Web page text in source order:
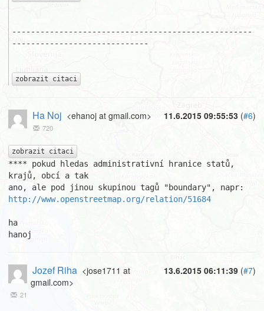
---------------------------------------------------
-----------------------------
zobrazit citaci
11.6.2015 09:55:53 (#6)
Ha Noj <ehanoj at gmail.com>
720
zobrazit citaci
**** pokud hledas administrativní hranice statů,
krajů, obcí a tak
http://www.openstreetmap.org/relation/51684
ha
hanoj
13.6.2015 06:11:39 (#7)
Jozef Riha <jose1711 at
gmail.com>
21